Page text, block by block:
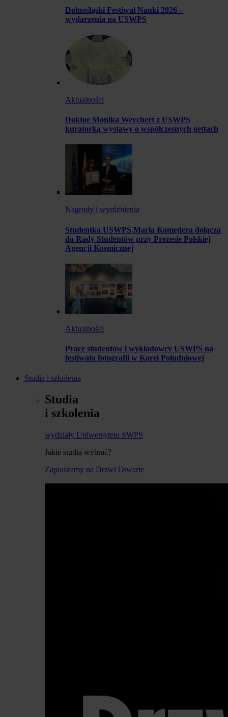
Dolnośląski Festiwal Nauki 2026 –
wydarzenia na USWPS
Aktualności
Doktor Monika Weychert z USWPS
kuratorką wystawy o współczesnych gettach
Nagrody i wyróżnienia
Studentka USWPS Maria Komędera dołącza
do Rady Studentów przy Prezesie Polskiej
Agencji Kosmicznej
Aktualności
Prace studentów i wykładowcy USWPS na
festiwalu fotografii w Korei Południowej
Studia i szkolenia
Studia
i szkolenia
wydziały Uniwersytetu SWPS
Jakie studia wybrać?
Zapraszamy na Drzwi Otwarte